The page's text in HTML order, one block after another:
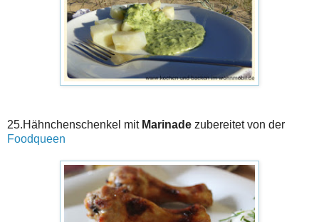
25.Hähnchenschenkel mit Marinade zubereitet von der
Foodqueen